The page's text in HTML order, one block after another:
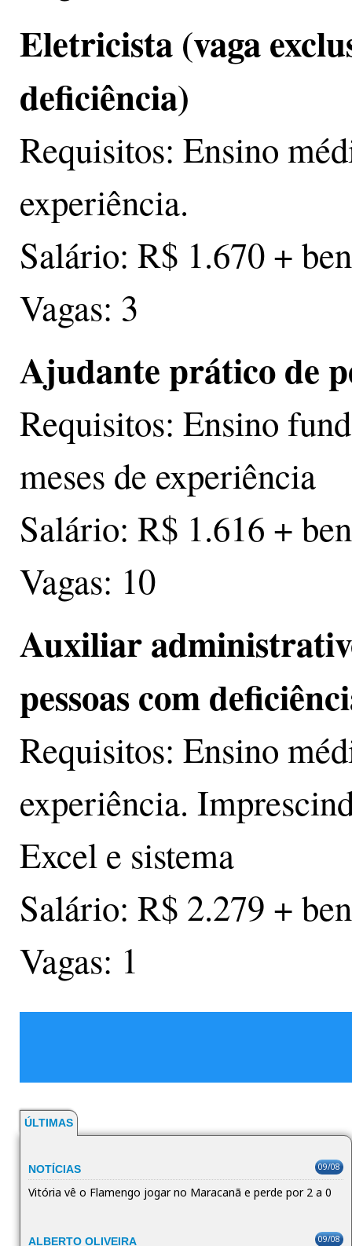
Eletricista (vaga
deficiência)
Requisitos: Ensino
experiência.
Salário: R$ 1.670 +
Vagas: 3
Ajudante prático de
Requisitos: Ensino
meses de experiência
Salário: R$ 1.616 +
Vagas: 10
Auxiliar
pessoas com
Requisitos: Ensino
experiência.
Excel e sistema
Salário: R$ 2.279 +
Vagas: 1
ÚLTIMAS
NOTÍCIAS 09/08
Vitória vê o Flamengo jogar no Maracanã e perde por 2 a 0
ALBERTO OLIVEIRA 09/08